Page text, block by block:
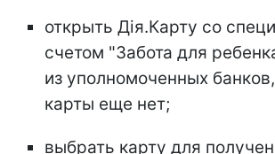
открыть Дія.Карту со
счетом "Забота для
из уполномоченных
карты еще нет;
выбрать карту для